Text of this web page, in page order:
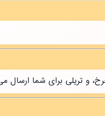
و تریلی برای شما ارسال